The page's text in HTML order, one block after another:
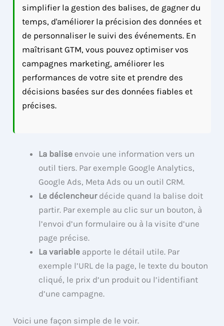
simplifier la gestion des balises, de gagner du
temps, d'améliorer la précision des données et
de personnaliser le suivi des événements. En
maîtrisant GTM, vous pouvez optimiser vos
campagnes marketing, améliorer les
performances de votre site et prendre des
décisions basées sur des données fiables et
précises.
La balise envoie une information vers un
outil tiers. Par exemple Google Analytics,
Google Ads, Meta Ads ou un outil CRM.
Le déclencheurdécide quand la balise doit
partir. Par exemple au clic sur un bouton, à
l’envoi d’un formulaire ou à la visite d’une
page précise.
La variable apporte le détail utile. Par
exemple l’URL de la page, le texte du bouton
cliqué, le prix d’un produit ou l’identifiant
d’une campagne.
Voici une façon simple de le voir.